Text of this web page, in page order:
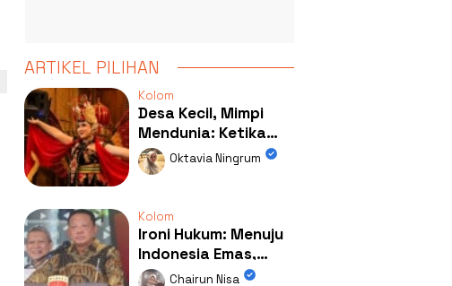
ARTIKEL PILIHAN
Kolom
Desa Kecil, Mimpi
Mendunia: Ketika
Kolaborasi
Mengubah Wajah
Oktavia Ningrum
Kolom
Ironi Hukum: Menuju
Indonesia Emas,
Ternyata Emasnya
Chairun Nisa